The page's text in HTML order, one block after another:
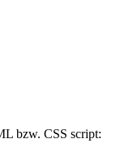
bzw. CSS script: